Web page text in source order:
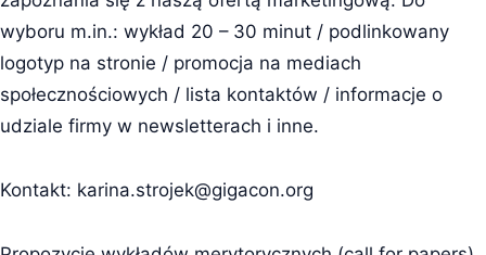
wyboru m.in.: wykład 20 – 30 minut / podlinkowany
logotyp na stronie / promocja na mediach
społecznościowych / lista kontaktów / informacje o
udziale firmy w newsletterach i inne.
Kontakt: karina.strojek@gigacon.org